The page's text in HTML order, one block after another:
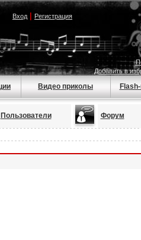
Вход| Регистрация
Добавить в
Видео приколы
Пользователи Форум